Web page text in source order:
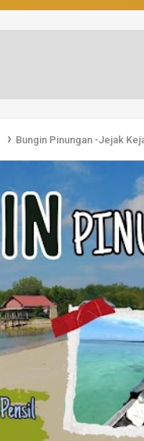
› Bungin Pinungan -Jejak